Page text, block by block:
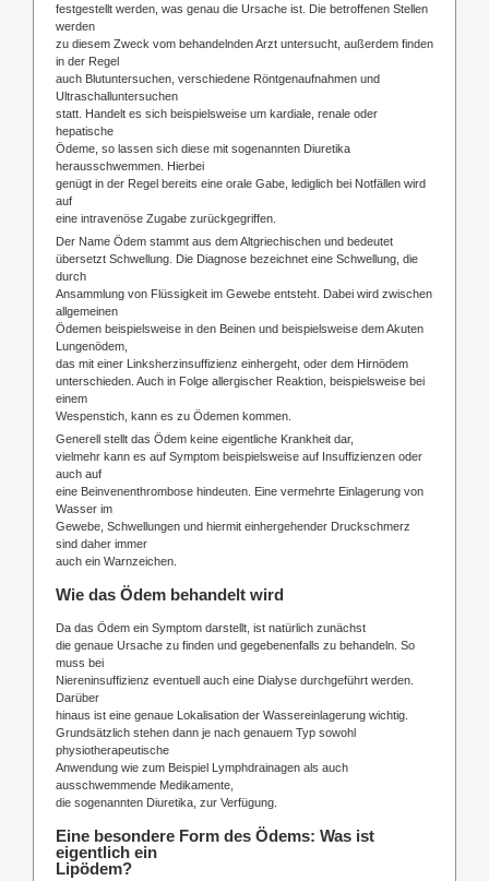
festgestellt werden, was genau die Ursache ist. Die betroffenen Stellen
werden
zu diesem Zweck vom behandelnden Arzt untersucht, außerdem finden
in der Regel
auch Blutuntersuchen, verschiedene Röntgenaufnahmen und
Ultraschalluntersuchen
statt. Handelt es sich beispielsweise um kardiale, renale oder
hepatische
Ödeme, so lassen sich diese mit sogenannten Diuretika
herausschwemmen. Hierbei
genügt in der Regel bereits eine orale Gabe, lediglich bei Notfällen wird
auf
eine intravenöse Zugabe zurückgegriffen.
Der Name Ödem stammt aus dem Altgriechischen und bedeutet
übersetzt Schwellung. Die Diagnose bezeichnet eine Schwellung, die
durch
Ansammlung von Flüssigkeit im Gewebe entsteht. Dabei wird zwischen
allgemeinen
Ödemen beispielsweise in den Beinen und beispielsweise dem Akuten
Lungenödem,
das mit einer Linksherzinsuffizienz einhergeht, oder dem Hirnödem
unterschieden. Auch in Folge allergischer Reaktion, beispielsweise bei
einem
Wespenstich, kann es zu Ödemen kommen.
Generell stellt das Ödem keine eigentliche Krankheit dar,
vielmehr kann es auf Symptom beispielsweise auf Insuffizienzen oder
auch auf
eine Beinvenenthrombose hindeuten. Eine vermehrte Einlagerung von
Wasser im
Gewebe, Schwellungen und hiermit einhergehender Druckschmerz
sind daher immer
auch ein Warnzeichen.
Wie das Ödem behandelt wird
Da das Ödem ein Symptom darstellt, ist natürlich zunächst
die genaue Ursache zu finden und gegebenenfalls zu behandeln. So
muss bei
Niereninsuffizienz eventuell auch eine Dialyse durchgeführt werden.
Darüber
hinaus ist eine genaue Lokalisation der Wassereinlagerung wichtig.
Grundsätzlich stehen dann je nach genauem Typ sowohl
physiotherapeutische
Anwendung wie zum Beispiel Lymphdrainagen als auch
ausschwemmende Medikamente,
die sogenannten Diuretika, zur Verfügung.
Eine besondere Form des Ödems: Was ist
eigentlich ein
Lipödem?